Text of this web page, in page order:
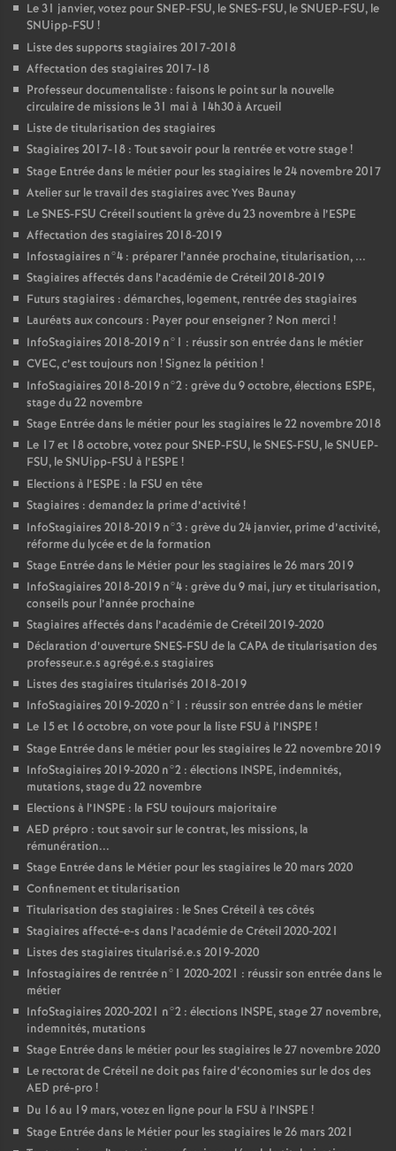
Le 31 janvier, votez pourSNEP-FSU, leSNES-FSU, leSNUEP-FSU, le
SNUipp-FSU !
Liste des supports stagiaires 2017-2018
Affectation des stagiaires 2017-18
Professeur documentaliste : faisons le point sur la nouvelle
circulaire de missions le 31 mai à 14h30 à Arcueil
Liste de titularisation des stagiaires
Stagiaires 2017-18 : Tout savoir pour la rentrée et votre stage!
Stage Entrée dans le métier pour les stagiaires le 24 novembre 2017
Atelier sur le travail des stagiaires avec Yves Baunay
LeSNES-FSU Créteil soutient la grève du 23 novembre à l’ESPE
Affectation des stagiaires 2018-2019
Infostagiaires n°4 : préparer l’année prochaine, titularisation, ...
Stagiaires affectés dans l’académie de Créteil 2018-2019
Futurs stagiaires : démarches, logement, rentrée des stagiaires
Lauréats aux concours : Payer pour enseigner? Non merci !
InfoStagiaires 2018-2019 n°1 : réussir son entrée dans le métier
CVEC, c’est toujours non ! Signez la pétition !
InfoStagiaires 2018-2019 n°2 : grève du 9 octobre, élections ESPE,
stage du 22 novembre
Stage Entrée dans le métier pour les stagiaires le 22 novembre 2018
Le 17 et 18 octobre, votez pourSNEP-FSU, leSNES-FSU, leSNUEP-
FSU, le SNUipp-FSU à l’ESPE !
Elections à l’ESPE : la FSU en tête
Stagiaires : demandez la prime d’activité!
InfoStagiaires 2018-2019 n°3 : grève du 24 janvier, prime d’activité,
réforme du lycée et de la formation
Stage Entrée dans le Métier pour les stagiaires le 26 mars 2019
InfoStagiaires 2018-2019 n°4 : grève du 9 mai, jury et titularisation,
conseils pour l’année prochaine
Stagiaires affectés dans l’académie de Créteil 2019-2020
Déclaration d’ouvertureSNES-FSU de la CAPAde titularisation des
professeur.e.s agrégé.e.s stagiaires
Listes des stagiaires titularisés 2018-2019
InfoStagiaires 2019-2020 n°1 : réussir son entrée dans le métier
Le 15 et 16 octobre, on vote pour la liste FSU à l’INSPE !
Stage Entrée dans le métier pour les stagiaires le 22 novembre 2019
InfoStagiaires 2019-2020 n°2 : élections INSPE, indemnités,
mutations, stage du 22 novembre
Elections à l’INSPE : la FSU toujours majoritaire
AED prépro : tout savoir sur le contrat, les missions, la
rémunération...
Stage Entrée dans le Métier pour les stagiaires le 20 mars 2020
Confinement et titularisation
Titularisation des stagiaires : le Snes Créteil à tes côtés
Stagiaires affecté-e-s dans l’académie de Créteil 2020-2021
Listes des stagiaires titularisé.e.s 2019-2020
Infostagiaires de rentrée n°1 2020-2021 : réussir son entrée dans le
métier
InfoStagiaires 2020-2021 n°2 : élections INSPE, stage 27 novembre,
indemnités, mutations
Stage Entrée dans le métier pour les stagiaires le 27 novembre 2020
Le rectorat de Créteil ne doit pas faire d’économies sur le dos des
AED pré-pro !
Du 16 au 19 mars, votez en ligne pour la FSU à l’INSPE !
Stage Entrée dans le Métier pour les stagiaires le 26 mars 2021